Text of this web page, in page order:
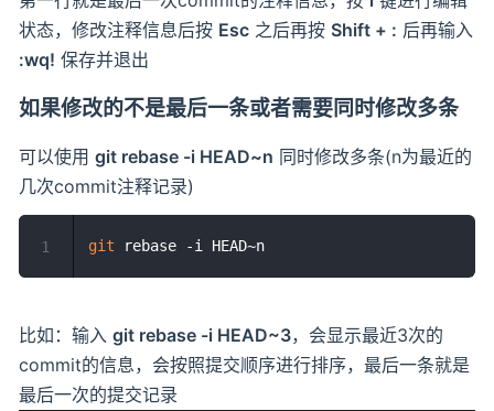
状态，修改注释信息后按 Esc之后再按 Shift + : 后再输入
:wq! 保存并退出
如果修改的不是最后一条或者需要同时修改多条
可以使用 git rebase -i HEAD~n 同时修改多条(n为最近的
几次commit注释记录)
git rebase -i HEAD~n
1
比如：输入 git rebase -i HEAD~3，会显示最近3次的
commit的信息，会按照提交顺序进行排序，最后一条就是
最后一次的提交记录